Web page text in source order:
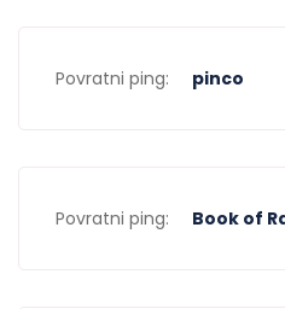
Povratni ping: pinco
Povratni ping: Book of